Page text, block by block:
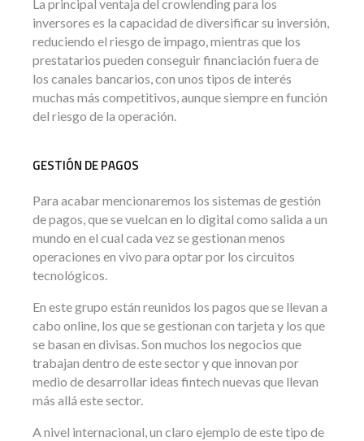
La principal ventaja del crowlending para los
inversores es la capacidad de diversificar su inversión,
reduciendo el riesgo de impago, mientras que los
prestatarios pueden conseguir financiación fuera de
los canales bancarios, con unos tipos de interés
muchas más competitivos, aunque siempre en función
del riesgo de la operación.
GESTIÓN DE PAGOS
Para acabar mencionaremos los sistemas de gestión
de pagos, que se vuelcan en lo digital como salida a un
mundo en el cual cada vez se gestionan menos
operaciones en vivo para optar por los circuitos
tecnológicos.
En este grupo están reunidos los pagos que se llevan a
cabo online, los que se gestionan con tarjeta y los que
se basan en divisas. Son muchos los negocios que
trabajan dentro de este sector y que innovan por
medio de desarrollar ideas fintech nuevas que llevan
más allá este sector.
A nivel internacional, un claro ejemplo de este tipo de